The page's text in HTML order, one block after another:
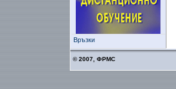
Връзки
© 2007, ФРМС